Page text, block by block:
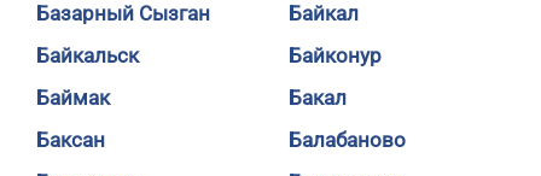
Базарный Сызган
Байкал
Байкальск
Байконур
Баймак
Бакал
Баксан
Балабаново